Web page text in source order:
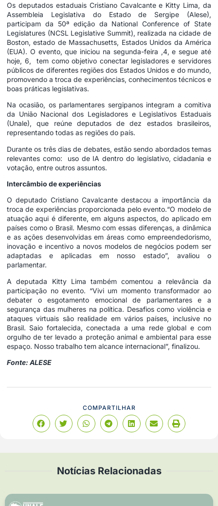
Os deputados estaduais Cristiano Cavalcante e Kitty Lima, da
Assembleia Legislativa do Estado de Sergipe (Alese),
participam da 50ª edição da National Conference of State
Legislatures (NCSL Legislative Summit), realizada na cidade de
Boston, estado de Massachusetts, Estados Unidos da América
(EUA). O evento, que iniciou na segunda-feira ,4, e segue até
hoje, 6, tem como objetivo conectar legisladores e servidores
públicos de diferentes regiões dos Estados Unidos e do mundo,
promovendo a troca de experiências, conhecimentos técnicos e
boas práticas legislativas.
Na ocasião, os parlamentares sergipanos integram a comitiva
da União Nacional dos Legisladores e Legislativos Estaduais
(Unale), que reúne deputados de dez estados brasileiros,
representando todas as regiões do país.
Durante os três dias de debates, estão sendo abordados temas
relevantes como: uso de IA dentro do legislativo, cidadania e
votação, entre outros assuntos.
Intercâmbio de experiências
O deputado Cristiano Cavalcante destacou a importância da
troca de experiências proporcionada pelo evento.“O modelo de
atuação aqui é diferente, em alguns aspectos, do aplicado em
países como o Brasil. Mesmo com essas diferenças, a dinâmica
e as ações desenvolvidas em áreas como empreendedorismo,
inovação e incentivo a novos modelos de negócios podem ser
adaptadas e aplicadas em nosso estado”, avaliou o
parlamentar.
A deputada Kitty Lima também comentou a relevância da
participação no evento. “Vivi um momento transformador ao
debater o esgotamento emocional de parlamentares e a
segurança das mulheres na política. Desafios como violência e
ataques virtuais são realidade em vários países, inclusive no
Brasil. Saio fortalecida, conectada a uma rede global e com
orgulho de ter levado a proteção animal e ambiental para esse
espaço. Nosso trabalho tem alcance internacional”, finalizou.
Fonte: ALESE
COMPARTILHAR
Notícias Relacionadas